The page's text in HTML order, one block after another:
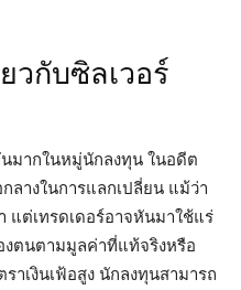
วกับซิลเวอร์
มากในหมู่นักลงทุน ในอดีต
ลางในการแลกเปลี่ยน แม้ว่า
แต่เทรดเดอร์อาจหันมาใช้แร่
งตนตามมูลค่าที่แท้จริงหรือ
าเงินเฟ้อสูง นักลงทุนสามารถ